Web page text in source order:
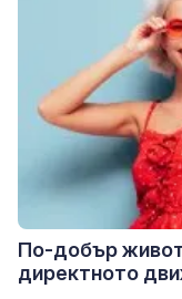
По-добър
директното